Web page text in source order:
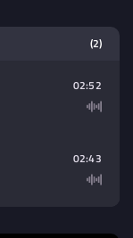
(2)
02:52
02:43